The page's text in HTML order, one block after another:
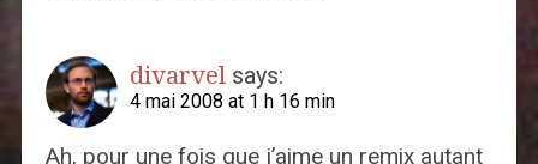
divarvel says:
4 mai 2008 at 1 h 16 min
Ah, pour une fois que j’aime un remix autant